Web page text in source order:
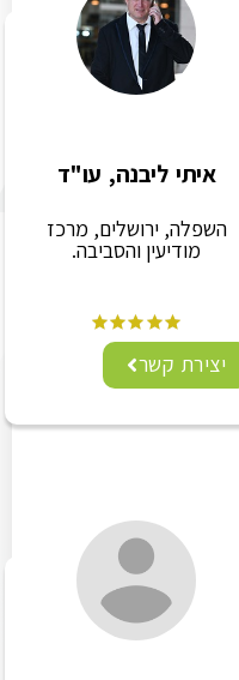
איתי ליבנה, עו"ד
השפלה, ירושלים, מרכז
מודיעין והסביבה.
יצירת קשר